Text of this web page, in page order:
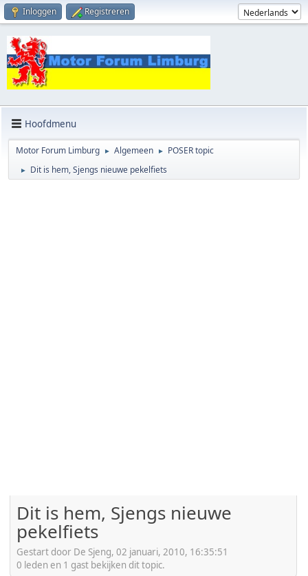
Inloggen Registreren
Hoofdmenu
Motor Forum Limburg ► Algemeen ► POSER topic
► Dit is hem, Sjengs nieuwe pekelfiets
Dit is hem, Sjengs nieuwe
pekelfiets
Gestart door De Sjeng, 02 januari, 2010, 16:35:51
0 leden en 1 gast bekijken dit topic.